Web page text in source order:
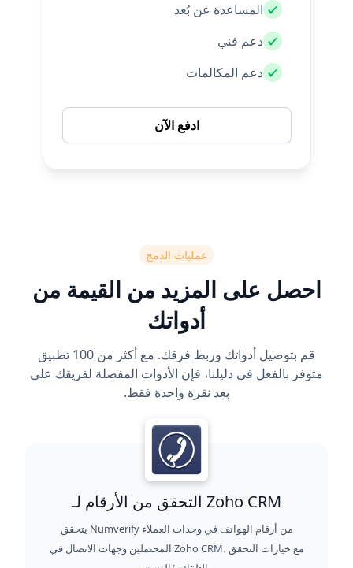
المساعدة عن بُعد
دعم فني
دعم المكالمات
ادفع الآن
عمليات الدمج
احصل على المزيد من القيمة من
أدواتك
قم بتوصيل أدواتك وربط فرقك. مع أكثر من 100 تطبيق
متوفر بالفعل في دليلنا، فإن الأدوات المفضلة لفريقك على
بعد نقرة واحدة فقط.
التحقق من الأرقام لـ Zoho CRM
يتحقق Numverify من أرقام الهواتف في وحدات العملاء
المحتملين وجهات الاتصال في Zoho CRM، مع خيارات التحقق